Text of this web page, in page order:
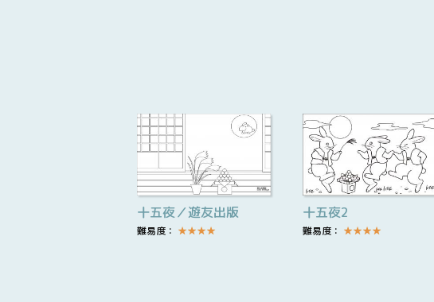
十五夜／遊友出版
難易度： ★★★★
十五夜2
難易度： ★★★★